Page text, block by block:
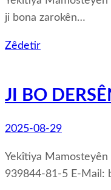
ji bona zarokên…
Zêdetir
JI BO
2025-08-29
Yekîtiya
939844-81-5 E-Mail: